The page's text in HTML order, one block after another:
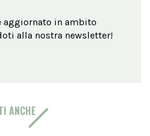
aggiornato in ambito
alla nostra newsletter!
ANCHE